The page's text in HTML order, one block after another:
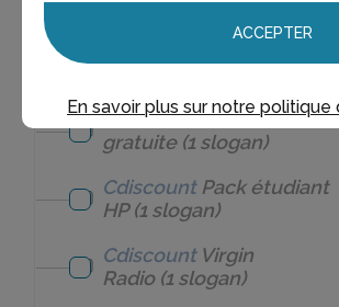
i7(1 slogan)
CdiscountLivraison
gratuite(1 slogan)
Cdiscount Pack étudiant
HP(1 slogan)
Cdiscount Virgin
Radio(1 slogan)
ACCEPTER
En savoir plus sur notre